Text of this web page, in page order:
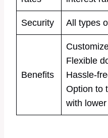
Security All types
Benefits
Flexible
Hassle-
Option to
with